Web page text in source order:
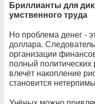
Бриллианты для
умственного труда
Но проблема денег -
доллара.
организации
полный политических
влечёт накопление
становится